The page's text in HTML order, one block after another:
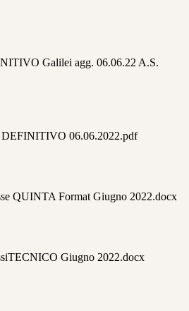
Galilei agg. 06.06.22 A.S.
06.06.2022.pdf
QUINTA Format Giugno 2022.docx
Giugno 2022.docx